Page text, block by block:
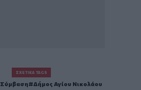
ΣΧΕΤΙΚΆ TAGS
Σύμβαση
Δήμος Αγίου Νικολάου